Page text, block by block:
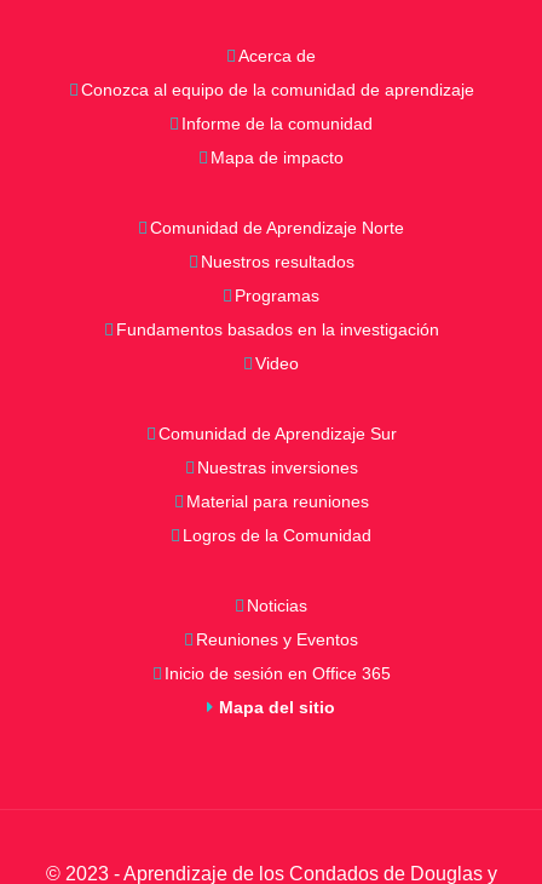
Acerca de
Conozca al equipo de la comunidad de aprendizaje
Informe de la comunidad
Mapa de impacto
Comunidad de Aprendizaje Norte
Nuestros resultados
Programas
Fundamentos basados en la investigación
Video
Comunidad de Aprendizaje Sur
Nuestras inversiones
Material para reuniones
Logros de la Comunidad
Noticias
Reuniones y Eventos
Inicio de sesión en Office 365
Mapa del sitio
© 2023 - Aprendizaje de los Condados de Douglas y